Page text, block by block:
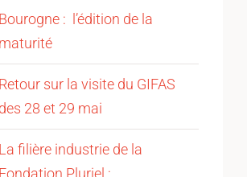
Bourogne : l’édition de la
maturité
Retour sur la visite du GIFAS
des 28 et 29 mai
La filière industrie de la
Fondation Pluriel :